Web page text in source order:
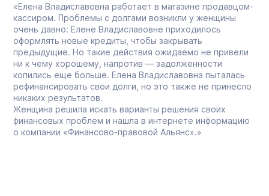
«Елена Владиславовна работает в магазине продавцом-
кассиром. Проблемы с долгами возникли у женщины
очень давно: Елене Владиславовне приходилось
оформлять новые кредиты, чтобы закрывать
предыдущие. Но такие действия ожидаемо не привели
ни к чему хорошему, напротив — задолженности
копились еще больше. Елена Владиславовна пыталась
рефинансировать свои долги, но это также не принесло
никаких результатов.
Женщина решила искать варианты решения своих
финансовых проблем и нашла в интернете информацию
о компании «Финансово-правовой Альянс».»